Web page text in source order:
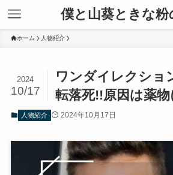
僕と山葵ときな粉
ホーム 人物紹介
ワンダイレクショ
転落死!!原因は薬
2024
10/17
人物紹介 2024年10月17日